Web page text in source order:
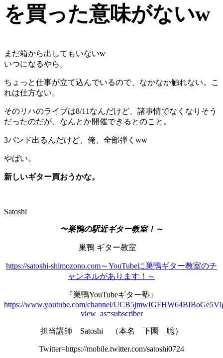
を買った意味がないw
まだ箱から出してもいないw
いつになるやら。
ちょっと仕事が立て込んでいるので、なかなか触れない。こ
れは仕方ない。
そのリハのライブは8/11なんだけど、諸事情でなくなりそう
だったのだが、なんとか開催できるとのこと。
3バンド出るんだけど、俺、全部弾くww
やばい。
新しいギター買おうかな。
Satoshi
〜巣鴨の駅近ギター教室！～
巣鴨 ギター教室
https://satoshi-shimozono.com～YouTubeに巣鴨ギター教室のチ
ャンネルがあります！～
『巣鴨YouTubeギター塾』
https://www.youtube.com/channel/
view_as=subscriber
担当講師 Satoshi （本名 下園 聡）
Twitter=https://mobile.twitter.com/satoshi0724